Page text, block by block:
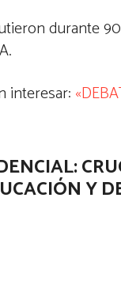
durante
interesar:
Y